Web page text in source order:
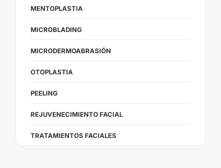
MENTOPLASTIA
MICROBLADING
MICRODERMOABRASIÓN
OTOPLASTIA
PEELING
REJUVENECIMIENTO FACIAL
TRATAMIENTOS FACIALES